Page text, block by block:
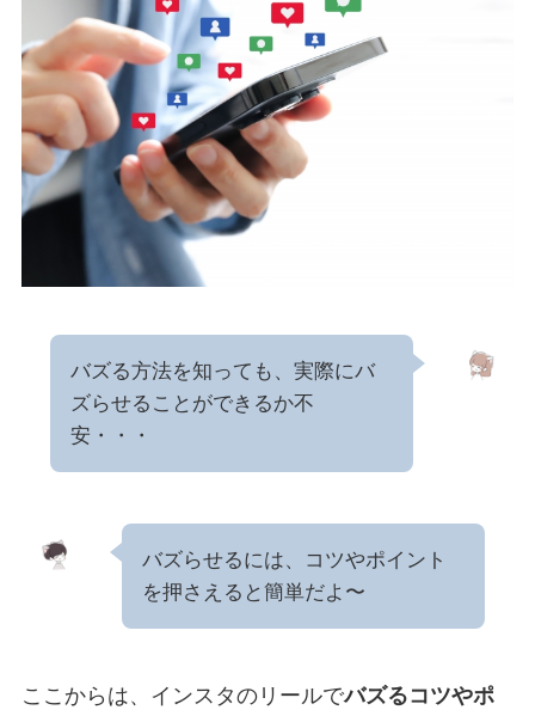
バズる方法を知っても、実際にバ
ズらせることができるか不
安・・・
バズらせるには、コツやポイント
を押さえると簡単だよ〜
ここからは、インスタのリールでバズるコツやポ